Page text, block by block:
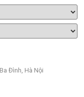
Đình, Hà Nội